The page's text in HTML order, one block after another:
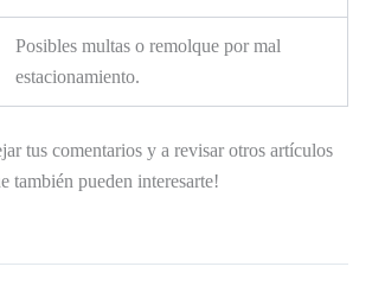
Posibles multas o remolque por mal
estacionamiento.
tus comentarios y a revisar otros artículos
también pueden interesarte!